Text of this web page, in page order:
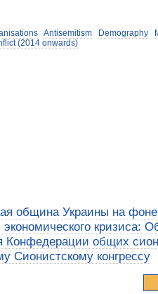
Antisemitism Demography
(2014 onwards)
община Украины на
экономического кризиса:
Конфедерации общих
Сионистскому конгрессу